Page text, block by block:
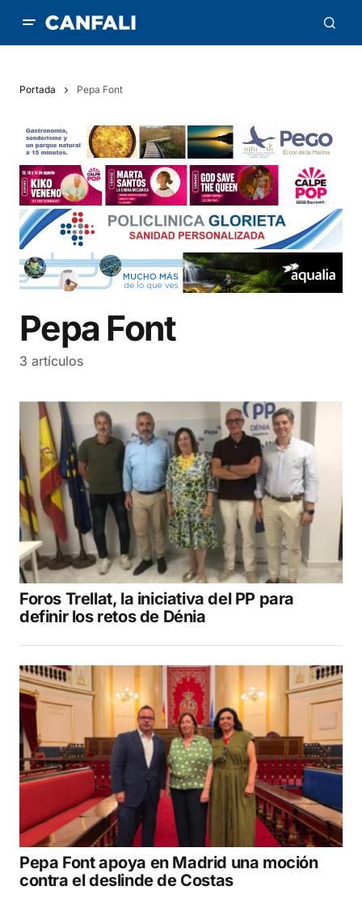
Portada Pepa Font
Pepa Font
3 artículos
Foros Trellat, la iniciativa del PP para
definir los retos de Dénia
Pepa Font apoya en Madrid una moción
contra el deslinde de Costas